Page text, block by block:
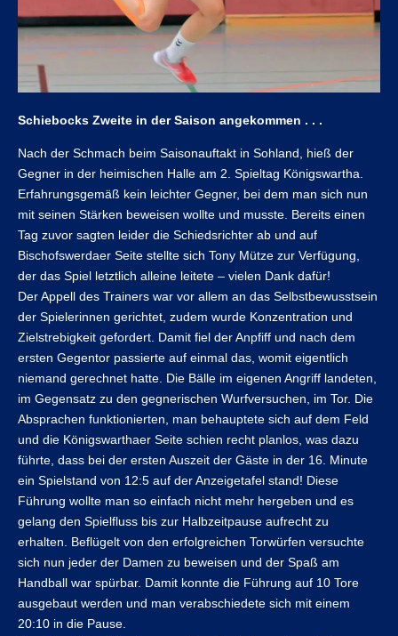
Schiebocks Zweite in der Saison angekommen . . .
Nach der Schmach beim Saisonauftakt in Sohland, hieß der
Gegner in der heimischen Halle am 2. Spieltag Königswartha.
Erfahrungsgemäß kein leichter Gegner, bei dem man sich nun
mit seinen Stärken beweisen wollte und musste. Bereits einen
Tag zuvor sagten leider die Schiedsrichter ab und auf
Bischofswerdaer Seite stellte sich Tony Mütze zur Verfügung,
der das Spiel letztlich alleine leitete – vielen Dank dafür!
Der Appell des Trainers war vor allem an das Selbstbewusstsein
der Spielerinnen gerichtet, zudem wurde Konzentration und
Zielstrebigkeit gefordert. Damit fiel der Anpfiff und nach dem
ersten Gegentor passierte auf einmal das, womit eigentlich
niemand gerechnet hatte. Die Bälle im eigenen Angriff landeten,
im Gegensatz zu den gegnerischen Wurfversuchen, im Tor. Die
Absprachen funktionierten, man behauptete sich auf dem Feld
und die Königswarthaer Seite schien recht planlos, was dazu
führte, dass bei der ersten Auszeit der Gäste in der 16. Minute
ein Spielstand von 12:5 auf der Anzeigetafel stand! Diese
Führung wollte man so einfach nicht mehr hergeben und es
gelang den Spielfluss bis zur Halbzeitpause aufrecht zu
erhalten. Beflügelt von den erfolgreichen Torwürfen versuchte
sich nun jeder der Damen zu beweisen und der Spaß am
Handball war spürbar. Damit konnte die Führung auf 10 Tore
ausgebaut werden und man verabschiedete sich mit einem
20:10 in die Pause.